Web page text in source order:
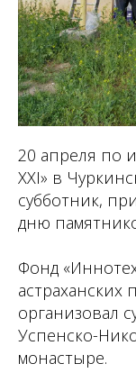
20 апреля по
XXI» в
субботник,
дню
Фонд
астраханских
организовал
Успенско-
монастыре.